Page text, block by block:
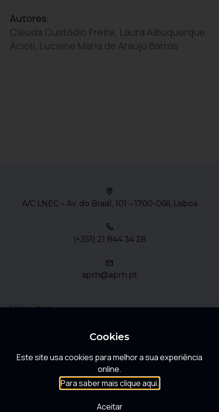
Autores:
Cleuda Custódio Freire, Laura Albuquerque
Acioli, Luciene Maria de Araújo Barros
A/C LNEC – Av. do Brasil, 101 – 1700-066, Lisboa
(+351) 21 844 34 28
aprh@aprh.pt
Links úteis
FAQ
Cookies
Este site usa cookies para melhor a sua experiência
online.
Para saber mais clique aqui.
Aceitar